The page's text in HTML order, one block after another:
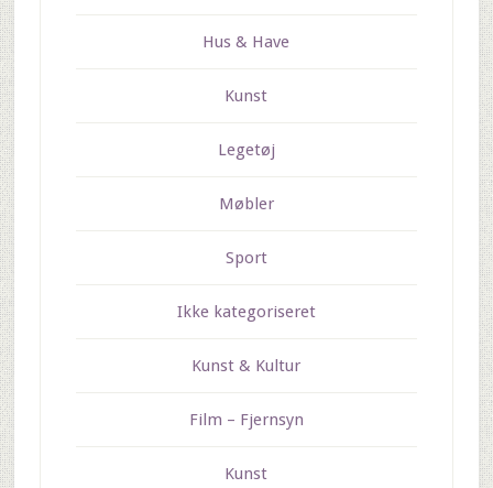
Hus & Have
Kunst
Legetøj
Møbler
Sport
Ikke kategoriseret
Kunst & Kultur
Film – Fjernsyn
Kunst